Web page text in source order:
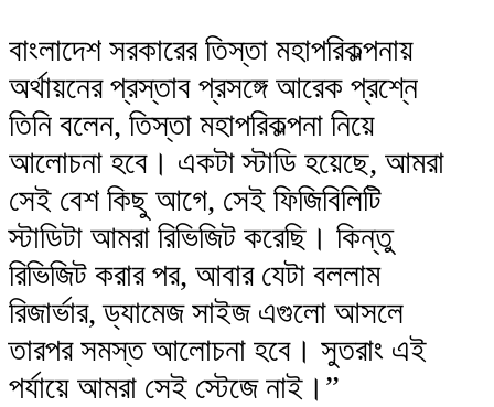
বাংলাদেশ সরকারের তিস্তা মহাপরিকল্পনায়
অর্থায়নের প্রস্তাব প্রসঙ্গে আরেক প্রশ্নে
তিনি বলেন, তিস্তা মহাপরিকল্পনা নিয়ে
আলোচনা হবে। একটা স্টাডি হয়েছে, আমরা
সেই বেশ কিছু আগে, সেই ফিজিবিলিটি
স্টাডিটা আমরা রিভিজিট করেছি। কিন্তু
রিভিজিট করার পর, আবার যেটা বললাম
রিজার্ভার, ড্যামেজ সাইজ এগুলো আসলে
তারপর সমস্ত আলোচনা হবে। সুতরাং এই
পর্যায়ে আমরা সেই স্টেজে নাই।”